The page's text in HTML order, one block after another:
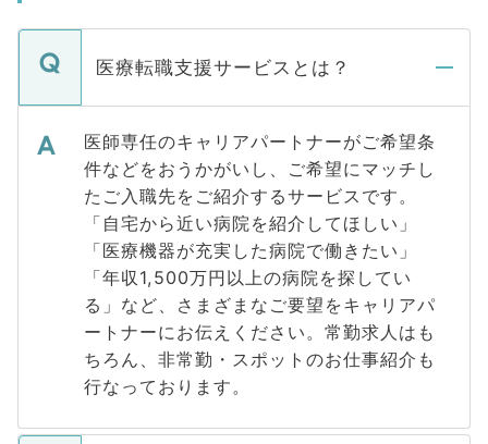
医療転職支援サービスとは？
医師専任のキャリアパートナーがご希望条
件などをおうかがいし、ご希望にマッチし
たご入職先をご紹介するサービスです。
「自宅から近い病院を紹介してほしい」
「医療機器が充実した病院で働きたい」
「年収1,500万円以上の病院を探してい
る」など、さまざまなご要望をキャリアパ
ートナーにお伝えください。常勤求人はも
ちろん、非常勤・スポットのお仕事紹介も
行なっております。